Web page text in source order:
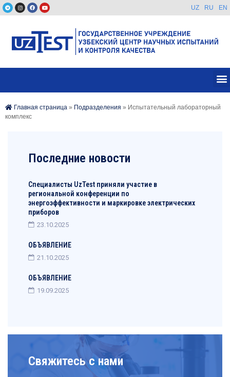
UZ RU EN
Главная страница » Подразделения » Испытательный лабораторный
комплекс
Последние новости
Специалисты UzTest приняли участие в
региональной конференции по
энергоэффективности и маркировке электрических
приборов
23.10.2025
ОБЪЯВЛЕНИЕ
21.10.2025
ОБЪЯВЛЕНИЕ
19.09.2025
Свяжитесь с нами